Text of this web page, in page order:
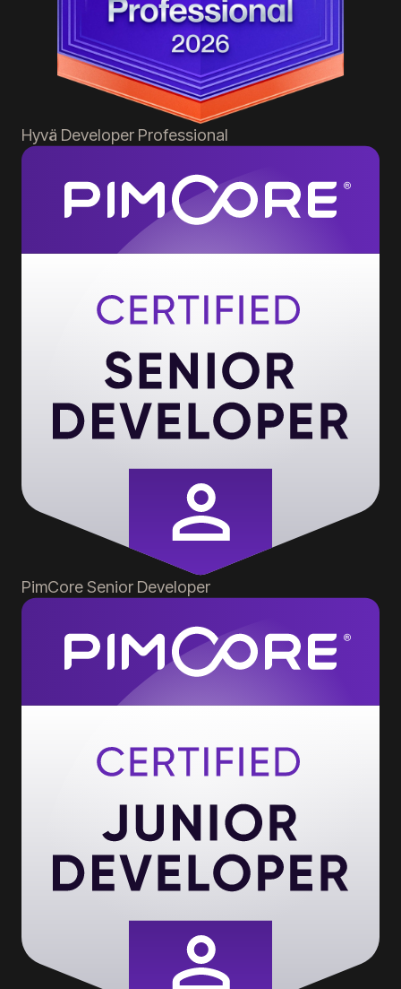
Hyvä Developer Professional
PimCore Senior Developer